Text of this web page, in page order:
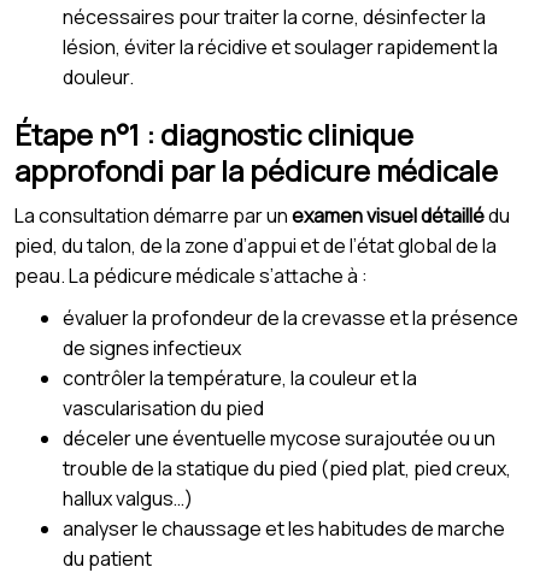
nécessaires pour traiter la corne, désinfecter la
lésion, éviter la récidive et soulager rapidement la
douleur.
Étape n°1 : diagnostic clinique
approfondi par la pédicure médicale
La consultation démarre par unexamen visuel détaillédu
pied, du talon, de la zone d’appui et de l’état global de la
peau. La pédicure médicale s’attache à :
évaluer la profondeur de la crevasse et la présence
de signes infectieux
contrôler la température, la couleur et la
vascularisation du pied
déceler une éventuelle mycose surajoutée ou un
trouble de la statique du pied (pied plat, pied creux,
hallux valgus…)
analyser le chaussage et les habitudes de marche
du patient